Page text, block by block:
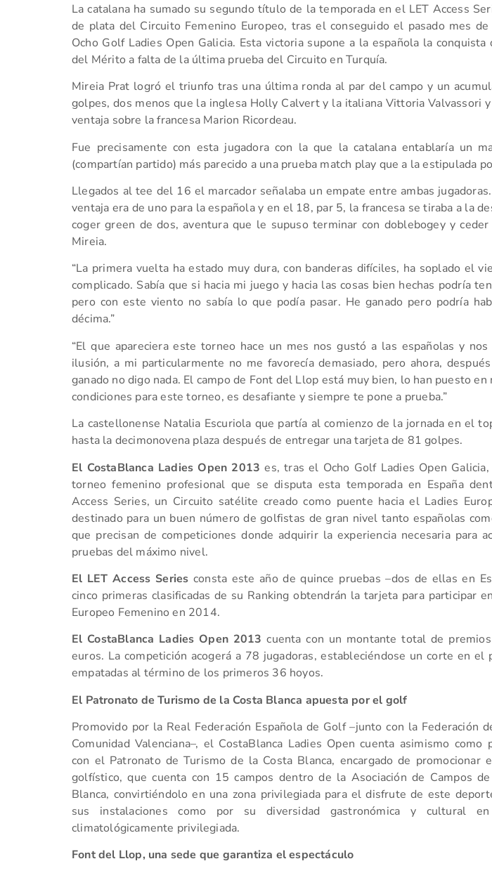
La catalana ha sumado su segundo título de la temporada en el LET Access
de plata del Circuito Femenino Europeo, tras el conseguido el pasado mes
Ocho Golf Ladies Open Galicia. Esta victoria supone a la española la conquista
del Mérito a falta de la última prueba del Circuito en Turquía.
Mireia Prat logró el triunfo tras una última ronda al par del campo y un
golpes, dos menos que la inglesa Holly Calvert y la italiana Vittoria Valvassori
ventaja sobre la francesa Marion Ricordeau.
Fue precisamente con esta jugadora con la que la catalana entablaría un
(compartían partido) más parecido a una prueba match play que a la estipulada
Llegados al tee del 16 el marcador señalaba un empate entre ambas
ventaja era de uno para la española y en el 18, par 5, la francesa se tiraba a la
coger green de dos, aventura que le supuso terminar con doblebogey y
Mireia.
“La primera vuelta ha estado muy dura, con banderas difíciles, ha soplado el
complicado. Sabía que si hacia mi juego y hacia las cosas bien hechas podría
pero con este viento no sabía lo que podía pasar. He ganado pero podría
décima.”
“El que apareciera este torneo hace un mes nos gustó a las españolas y nos
ilusión, a mi particularmente no me favorecía demasiado, pero ahora,
ganado no digo nada. El campo de Font del Llop está muy bien, lo han puesto en
condiciones para este torneo, es desafiante y siempre te pone a prueba.”
La castellonense Natalia Escuriola que partía al comienzo de la jornada en el
hasta la decimonovena plaza después de entregar una tarjeta de 81 golpes.
El CostaBlanca Ladies Open 2013 es, tras el Ocho Golf Ladies Open
torneo femenino profesional que se disputa esta temporada en España
Access Series, un Circuito satélite creado como puente hacia el Ladies
destinado para un buen número de golfistas de gran nivel tanto españolas
que precisan de competiciones donde adquirir la experiencia necesaria para
pruebas del máximo nivel.
El LET Access Series consta este año de quince pruebas –dos de ellas en
cinco primeras clasificadas de su Ranking obtendrán la tarjeta para participar
Europeo Femenino en 2014.
El CostaBlanca Ladies Open 2013 cuenta con un montante total de
euros. La competición acogerá a 78 jugadoras, estableciéndose un corte en el
empatadas al término de los primeros 36 hoyos.
El Patronato de Turismo de la Costa Blanca apuesta por el golf
Promovido por la Real Federación Española de Golf –junto con la Federación
Comunidad Valenciana–, el CostaBlanca Ladies Open cuenta asimismo como
con el Patronato de Turismo de la Costa Blanca, encargado de promocionar
golfístico, que cuenta con 15 campos dentro de la Asociación de Campos
Blanca, convirtiéndolo en una zona privilegiada para el disfrute de este
sus instalaciones como por su diversidad gastronómica y cultural
climatológicamente privilegiada.
Font del Llop, una sede que garantiza el espectáculo